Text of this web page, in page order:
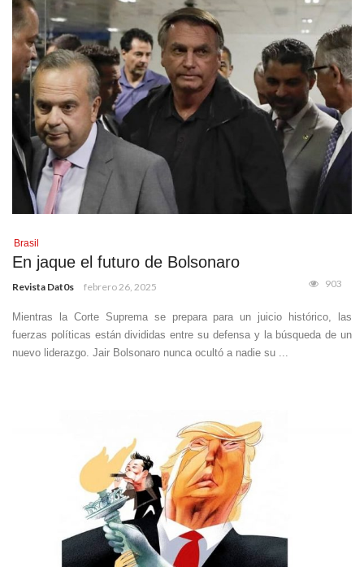
Brasil
En jaque el futuro de Bolsonaro
Revista Dat0s febrero 26, 2025 903
Mientras la Corte Suprema se prepara para un juicio histórico, las
fuerzas políticas están divididas entre su defensa y la búsqueda de un
nuevo liderazgo. Jair Bolsonaro nunca ocultó a nadie su ...